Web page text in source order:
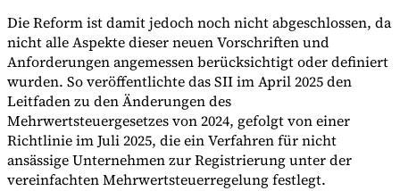
Die Reform ist damit jedoch noch nicht abgeschlossen, da
nicht alle Aspekte dieser neuen Vorschriften und
Anforderungen angemessen berücksichtigt oder definiert
wurden. So veröffentlichte das SII im April 2025 den
Leitfaden zu den Änderungen des
Mehrwertsteuergesetzes von 2024, gefolgt von einer
Richtlinie im Juli 2025, die ein Verfahren für nicht
ansässige Unternehmen zur Registrierung unter der
vereinfachten Mehrwertsteuerregelung festlegt.